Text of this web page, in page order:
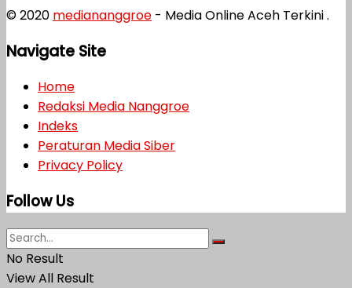
© 2020 mediananggroe - Media Online Aceh Terkini .
Navigate Site
Home
Redaksi Media Nanggroe
Indeks
Peraturan Media Siber
Privacy Policy
Follow Us
No Result
View All Result